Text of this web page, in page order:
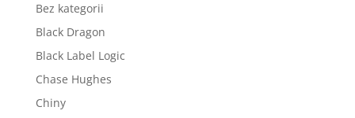
Bez kategorii
Black Dragon
Black Label Logic
Chase Hughes
Chiny